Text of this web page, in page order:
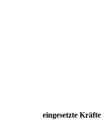
eingesetzte Kräfte